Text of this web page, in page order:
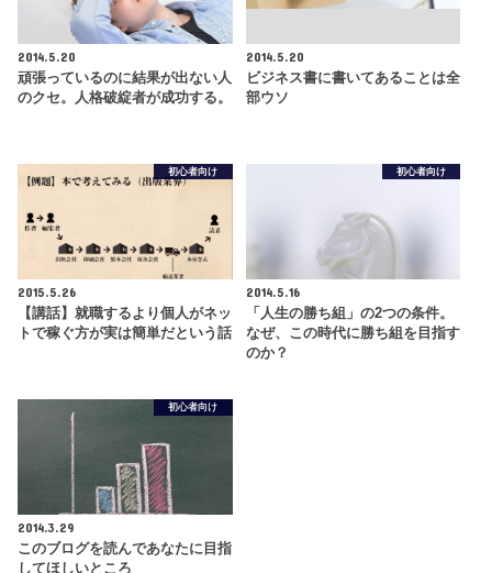
2014.5.20
頑張っているのに結果が出ない人
のクセ。人格破綻者が成功する。
2014.5.20
ビジネス書に書いてあることは全
部ウソ
初心者向け
2015.5.26
【講話】就職するより個人がネッ
トで稼ぐ方が実は簡単だという話
初心者向け
2014.5.16
「人生の勝ち組」の2つの条件。
なぜ、この時代に勝ち組を目指す
のか？
初心者向け
2014.3.29
このブログを読んであなたに目指
してほしいところ